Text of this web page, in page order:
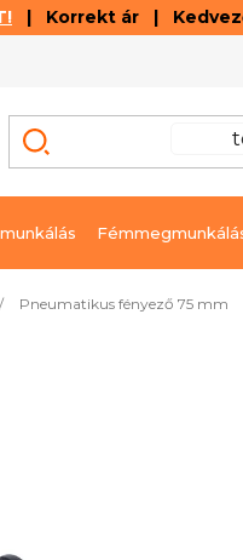
| Korrekt ár |
/ Pneumatikus fényező 75 mm